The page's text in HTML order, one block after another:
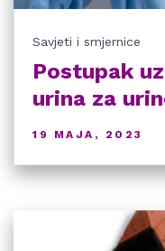
Savjeti i smjernice
Postupak
urina za
19 MAJA, 2023